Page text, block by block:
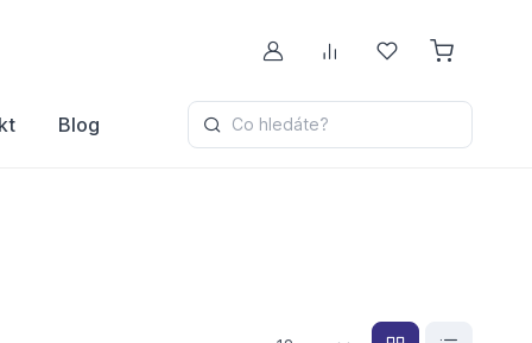
Můj účetPorovnávání
Oblíbené
Blog Co hledáte?